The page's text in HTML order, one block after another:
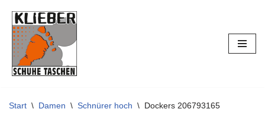
Zum
Inhalt
springen
Start \ Damen \ Schnürer hoch \ Dockers 206793165